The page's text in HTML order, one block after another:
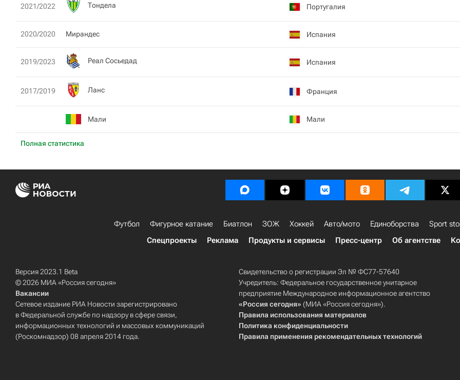
Полная статистика
2021/2022 Тондела Португалия
2020/2020 Мирандес Испания
2019/2023 Реал Сосьедад Испания
2017/2019 Ланс Франция
Мали Мали
Футбол Фигурное катание Биатлон ЗОЖ Хоккей Авто/мото Единоборства Sport
Спецпроекты
Реклама Продукты и сервисы Пресс-центр Об агентстве
Версия 2023.1 Beta
© 2026 МИА «Россия сегодня»
Вакансии
Сетевое издание РИА Новости зарегистрировано
в Федеральной службе по надзору в сфере связи,
информационных технологий и массовых коммуникаций
(Роскомнадзор) 08 апреля 2014 года.
Свидетельство о регистрации Эл № ФС77-57640
Учредитель: Федеральное государственное унитарное
предприятие Международное информационное агентство
«Россия сегодня» (МИА «Россия сегодня»).
Правила использования материалов
Политика конфиденциальности
Правила применения рекомендательных технологий